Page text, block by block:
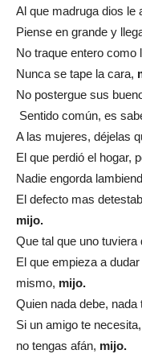
Al que madruga dios le
Piense en grande y
No traque entero como
Nunca se tape la cara,
No postergue sus
Sentido común, es
A las mujeres, déjelas
El que perdió el hogar,
Nadie engorda
El defecto mas
mijo.
Que tal que uno tuviera
El que empieza a
mismo, mijo.
Quien nada debe, nada
Si un amigo te
no tengas afán, mijo.